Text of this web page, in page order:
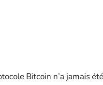
Bitcoin n’a jamais